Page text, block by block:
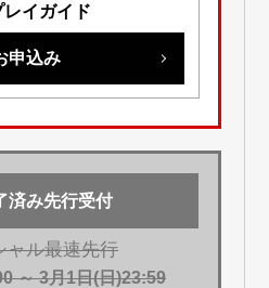
イガイド
申込み
済み先行受付
ャル最速先行
～ 3月1日(日)23:59